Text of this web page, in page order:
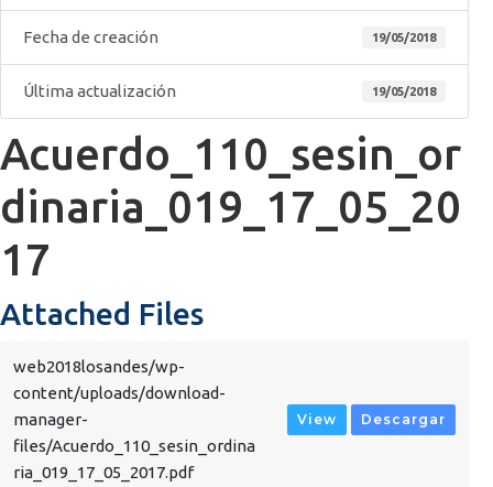
Fecha de creación 19/05/2018
Última actualización 19/05/2018
Acuerdo_110_sesin_or
dinaria_019_17_05_20
17
Attached Files
web2018losandes/wp-
content/uploads/download-
manager-
files/Acuerdo_110_sesin_ordina
ria_019_17_05_2017.pdf
View Descargar